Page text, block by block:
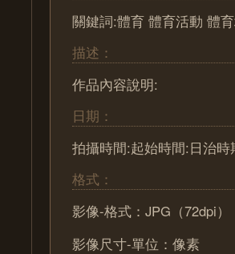
關鍵詞:體育 體育活動 體
描述：
作品內容說明:
日期：
拍攝時間:起始時間:日治時
格式：
影像-格式：JPG（72dpi）
影像尺寸-單位：像素